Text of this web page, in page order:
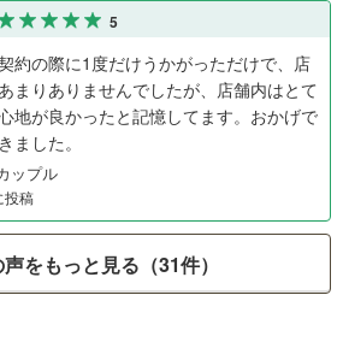
5
約の際に1度だけうかがっただけで、店
まりありませんでしたが、店舗内はとて
地が良かったと記憶してます。おかげで
ました。
ップル
投稿
をもっと見る（31件）